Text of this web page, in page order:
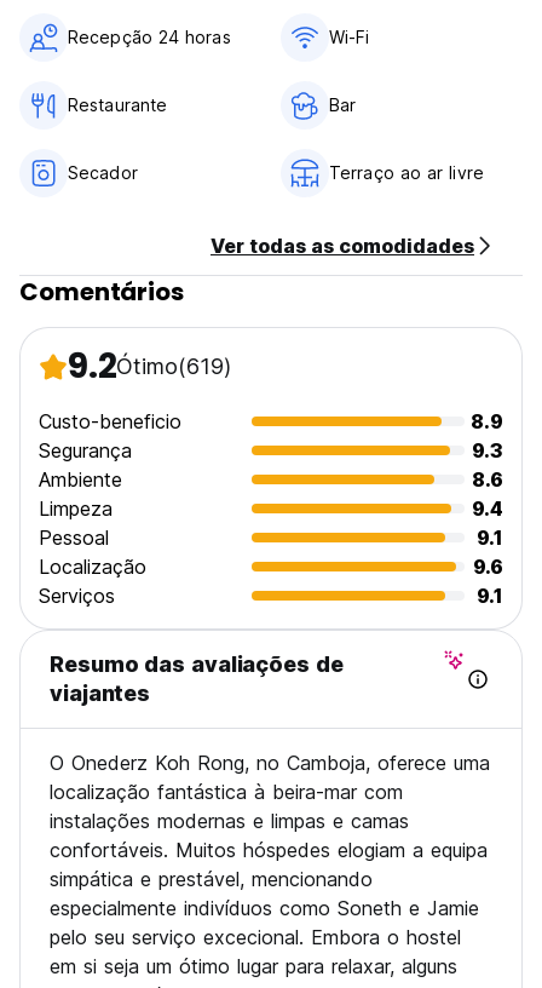
Recepção 24 horas Wi-Fi
Restaurante Bar
Secador Terraço ao ar livre
Ver todas as comodidades
Comentários
9.2Ótimo(619)
Custo-beneficio
8.9
Segurança
9.3
Ambiente
8.6
Limpeza
9.4
Pessoal
9.1
Localização
9.6
Serviços
9.1
Resumo das avaliações de
viajantes
O Onederz Koh Rong, no Camboja, oferece uma
localização fantástica à beira-mar com
instalações modernas e limpas e camas
confortáveis. Muitos hóspedes elogiam a equipa
simpática e prestável, mencionando
especialmente indivíduos como Soneth e Jamie
pelo seu serviço excecional. Embora o hostel
em si seja um ótimo lugar para relaxar, alguns